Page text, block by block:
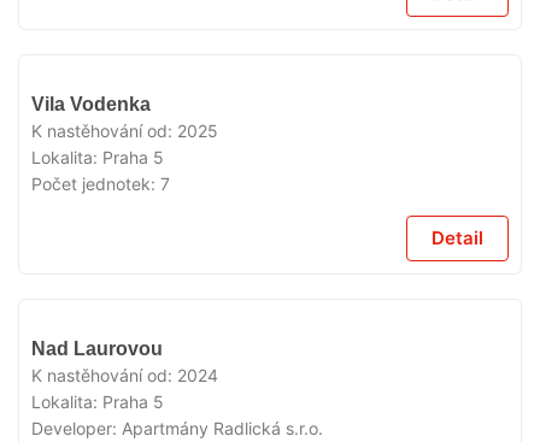
Vila Vodenka
K nastěhování od: 2025
Lokalita: Praha 5
Počet jednotek: 7
Detail
Nad Laurovou
K nastěhování od: 2024
Lokalita: Praha 5
Developer: Apartmány Radlická s.r.o.